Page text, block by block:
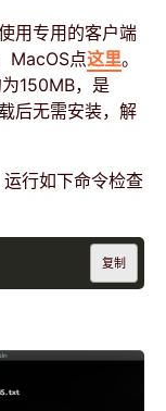
用专用的客户端
MacOS点这里。
150MB，是
后无需安装，解
行如下命令检查
复制